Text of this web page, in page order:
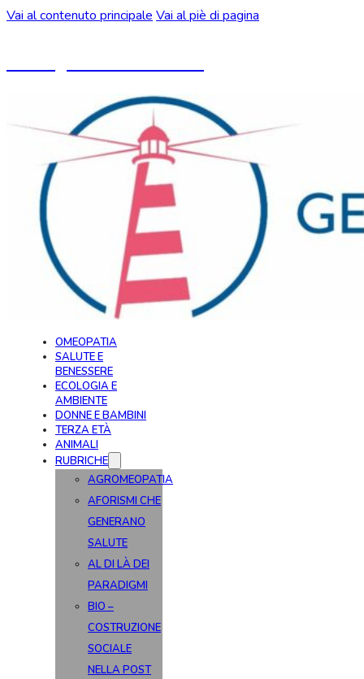
Vai al contenuto principale Vai al piè di pagina
OMEOPATIA
SALUTE E
BENESSERE
ECOLOGIA E
AMBIENTE
DONNE E BAMBINI
TERZA ETÀ
ANIMALI
RUBRICHE
AGROMEOPATIA
AFORISMI CHE
GENERANO
SALUTE
AL DI LÀ DEI
PARADIGMI
BIO –
COSTRUZIONE
SOCIALE
NELLA POST